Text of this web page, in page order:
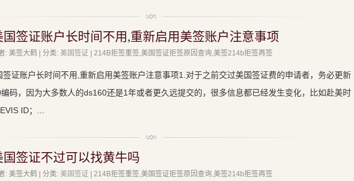
国签证账户长时间不用,重新启用美签账户注意事项
: 美签大鹤 | 分类: 美国签证 | 214B拒签重签,美国签证拒签原因查询,美签214b拒签再签
签证账户长时间不用,重新启用美签账户注意事项1.对于之前交过美国签证费的申请者，务必更新
码，因为大多数人的ds160还是1年或者更久远提交的，很多信息都已经发生变化，比如赴美时
ID；...
国签证不过可以找黄牛吗
: 美签大鹤 | 分类: 美国签证 | 214B拒签重签,美国签证拒签原因查询,美签214b拒签再签